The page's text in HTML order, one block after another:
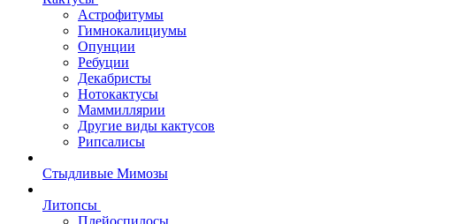
Астрофитумы
Гимнокалициумы
Опунции
Ребуции
Декабристы
Нотокактусы
Маммиллярии
Другие виды кактусов
Рипсалисы
Стыдливые Мимозы
Литопсы
Плейоспилосы